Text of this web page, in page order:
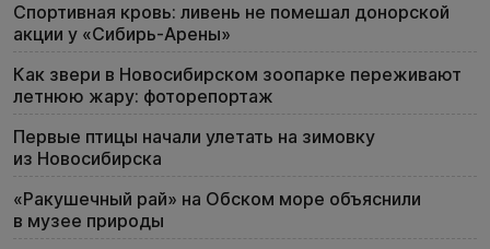
Спортивная кровь: ливень не помешал донорской
акции у «Сибирь-Арены»
Как звери в Новосибирском зоопарке переживают
летнюю жару: фоторепортаж
Первые птицы начали улетать на зимовку
из Новосибирска
«Ракушечный рай» на Обском море объяснили
в музее природы